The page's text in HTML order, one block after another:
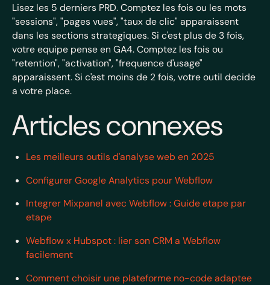
Lisez les 5 derniers PRD. Comptez les fois ou les mots
"sessions", "pages vues", "taux de clic" apparaissent
dans les sections strategiques. Si c'est plus de 3 fois,
votre equipe pense en GA4. Comptez les fois ou
"retention", "activation", "frequence d'usage"
apparaissent. Si c'est moins de 2 fois, votre outil decide
a votre place.
Articles connexes
Les meilleurs outils d'analyse web en 2025
Configurer Google Analytics pour Webflow
Integrer Mixpanel avec Webflow : Guide etape par
etape
Webflow x Hubspot : lier son CRM a Webflow
facilement
Comment choisir une plateforme no-code adaptee